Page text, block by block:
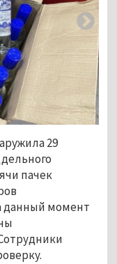
29
пачек
данный момент